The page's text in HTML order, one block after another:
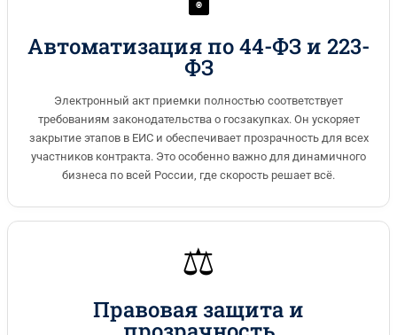
Автоматизация по 44-ФЗ и 223-
ФЗ
Электронный акт приемки полностью соответствует
требованиям законодательства о госзакупках. Он ускоряет
закрытие этапов в ЕИС и обеспечивает прозрачность для всех
участников контракта. Это особенно важно для динамичного
бизнеса по всей России, где скорость решает всё.
⚖️
Правовая защита и